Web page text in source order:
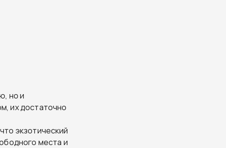
но и
их достаточно
экзотический
места и